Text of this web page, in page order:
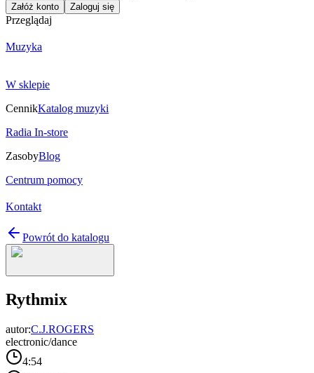
Załóż konto Zaloguj się
Przeglądaj
Muzyka
W sklepie
CennikKatalog muzyki
Radia In-store
ZasobyBlog
Centrum pomocy
Kontakt
Powrót do katalogu
Rythmix
autor:C.J.ROGERS
electronic/dance
4:54